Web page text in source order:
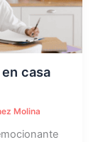
casa
Molina